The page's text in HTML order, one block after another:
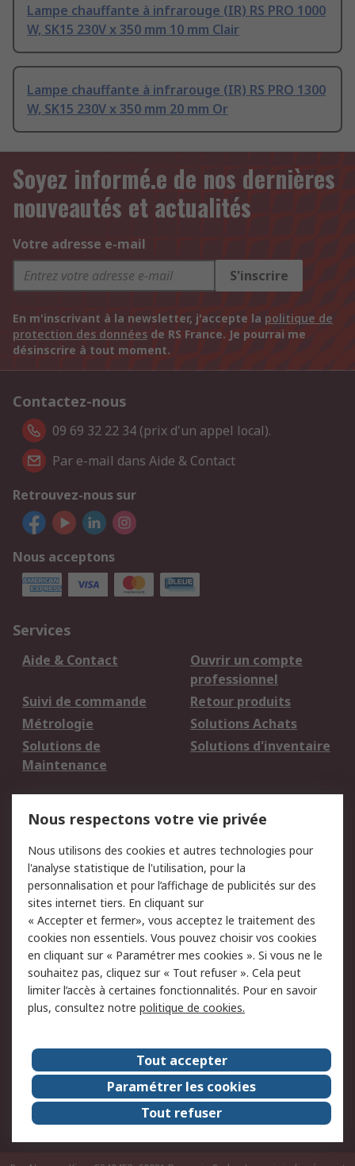
Lampe chauffante à infrarouge (IR) RS PRO 1000
W, SK15 230V x 350 mm 10 mm Clair
Lampe chauffante à infrarouge (IR) RS PRO 1300
W, SK15 230V x 350 mm 20 mm Or
Soyez informé.e de nos dernières
nouveautés et actualités
Votre adresse e-mail
S'inscrire
En m'inscrivant à la newsletter, j'accepte la politique de
protection des données de RS France. Je pourrai me
désinscrire à tout moment.
Contactez-nous
09 69 32 22 34 (prix d'un appel local).
Par e-mail dans Aide & Contact
Retrouvez-nous sur
Nous acceptons
Services
Aide & Contact
Ouvrir un compte
professionnel
Suivi de commande
Retour produits
Métrologie
Solutions Achats
Solutions de
Maintenance
Solutions d'inventaire
du site
Politique de protection
des données - Mise à
jour
Sécurité des E-mails
Conditions générales
de vente
Politique anti-
corruption
Campagnes marketing
A propos de RS
A propos de RS France
Evénements
Le groupe RS Group Plc
Presse
RS dans le monde
Démarche RSE
Nous rejoindre
RS Particuliers
Nous respectons votre vie privée
Nous utilisons des cookies et autres technologies pour
l'analyse statistique de l'utilisation, pour la
personnalisation et pour l’affichage de publicités sur des
sites internet tiers. En cliquant sur
« Accepter et fermer», vous acceptez le traitement des
cookies non essentiels. Vous pouvez choisir vos cookies
en cliquant sur « Paramétrer mes cookies ». Si vous ne le
souhaitez pas, cliquez sur « Tout refuser ». Cela peut
limiter l’accès à certaines fonctionnalités. Pour en savoir
plus, consultez notre politique de cookies.
Tout accepter
Paramétrer les cookies
Tout refuser